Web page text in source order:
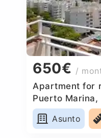
650€ /
Apartment for
Puerto Marina,
Asunto